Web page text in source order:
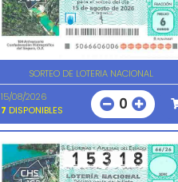
SORTEO DE LOTERIA NACIONAL
15/08/2026
7 DISPONIBLES 0